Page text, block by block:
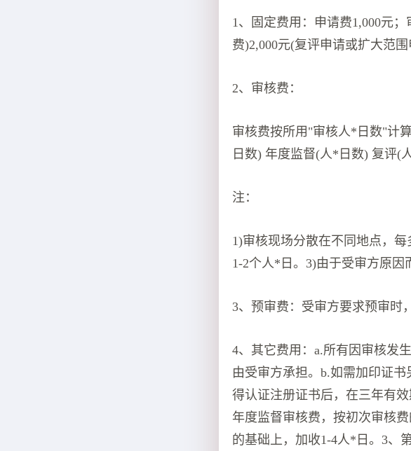
1、固定费用：申请费1,000元
费)2,000元(复评申请或扩大范围
2、审核费：
审核费按所用"审核人*日数"计
日数) 年度监督(人*日数) 复评(
注：
1)审核现场分散在不同地点，
1-2个人*日。3)由于受审方原因
3、预审费：受审方要求预审时
4、其它费用：a.所有因审核发
由受审方承担。b.如需加印证
得认证注册证书后，在三年有
年度监督审核费，按初次审核
的基础上，加收1-4人*日。3、